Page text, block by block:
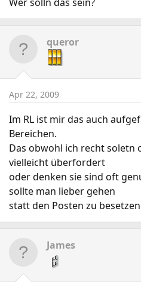
queror
Apr 22, 2009
Im RL ist mir das auch
Bereichen.
Das obwohl ich recht soletn
vielleicht überfordert
oder denken sie sind oft
sollte man lieber gehen
statt den Posten zu
James